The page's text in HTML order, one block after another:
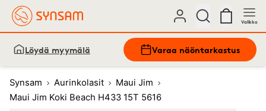
Valikko
Löydä myymälä Varaa näöntarkastus
Synsam Aurinkolasit
Maui Jim
Maui Jim Koki Beach H433 15T 5616